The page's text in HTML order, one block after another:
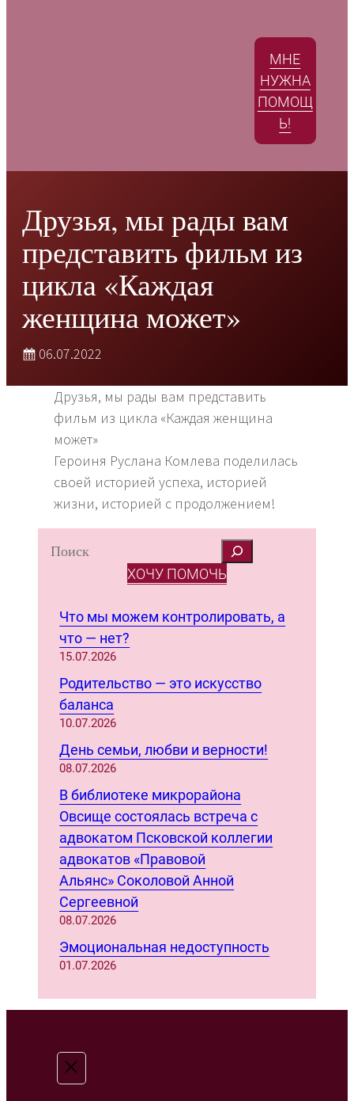
МНЕ
НУЖНА
ПОМОЩ
Ь!
Друзья, мы рады вам
представить фильм из
цикла «Каждая
женщина может»
06.07.2022
Друзья, мы рады вам представить
фильм из цикла «Каждая женщина
может»
Героиня Руслана Комлева поделилась
своей историей успеха, историей
жизни, историей с продолжением!
S
ХОЧУ ПОМОЧЬ
Что мы можем контролировать, а
что — нет?
15.07.2026
Родительство — это искусство
баланса
10.07.2026
День семьи, любви и верности!
08.07.2026
В библиотеке микрорайона
Овсище состоялась встреча с
адвокатом Псковской коллегии
адвокатов «Правовой
Альянс» Соколовой Анной
Сергеевной
08.07.2026
Эмоциональная недоступность
01.07.2026